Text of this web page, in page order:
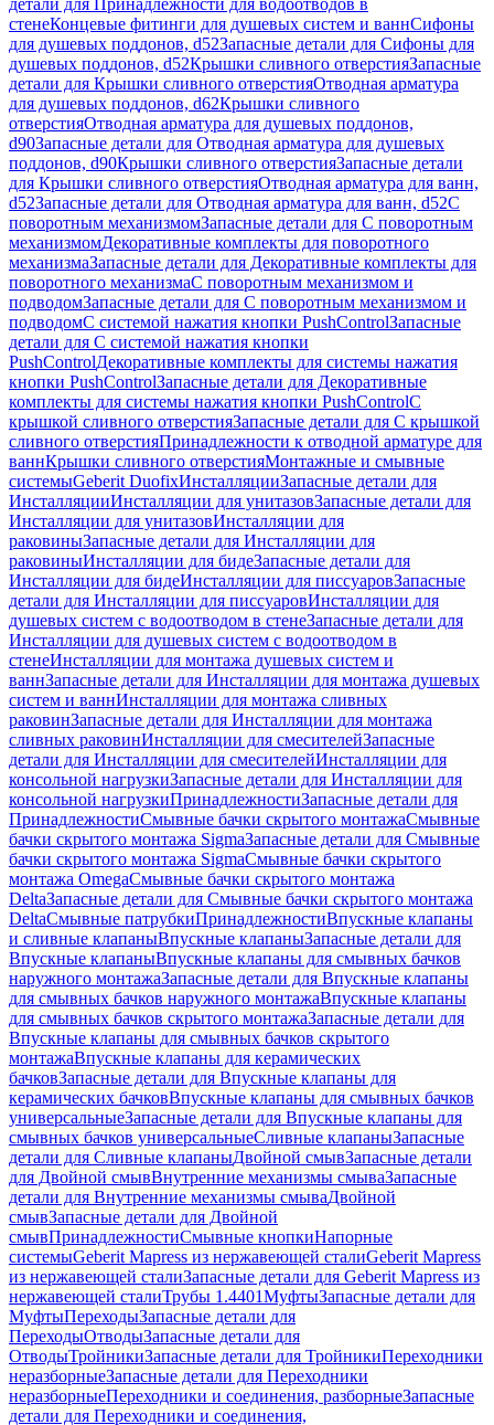
детали для Принадлежности для водоотводов в
стенеКонцевые фитинги для душевых систем и ваннСифоны
для душевых поддонов, d52Запасные детали для Сифоны для
душевых поддонов, d52Крышки сливного отверстияЗапасные
детали для Крышки сливного отверстияОтводная арматура
для душевых поддонов, d62Крышки сливного
отверстияОтводная арматура для душевых поддонов,
d90Запасные детали для Отводная арматура для душевых
поддонов, d90Крышки сливного отверстияЗапасные детали
для Крышки сливного отверстияОтводная арматура для ванн,
d52Запасные детали для Отводная арматура для ванн, d52С
поворотным механизмомЗапасные детали для С поворотным
механизмомДекоративные комплекты для поворотного
механизмаЗапасные детали для Декоративные комплекты для
поворотного механизмаС поворотным механизмом и
подводомЗапасные детали для С поворотным механизмом и
подводомС системой нажатия кнопки PushControlЗапасные
детали для С системой нажатия кнопки
PushControlДекоративные комплекты для системы нажатия
кнопки PushControlЗапасные детали для Декоративные
комплекты для системы нажатия кнопки PushControlС
крышкой сливного отверстияЗапасные детали для С крышкой
сливного отверстияПринадлежности к отводной арматуре для
ваннКрышки сливного отверстияМонтажные и смывные
системыGeberit DuofixИнсталляцииЗапасные детали для
ИнсталляцииИнсталляции для унитазовЗапасные детали для
Инсталляции для унитазовИнсталляции для
раковиныЗапасные детали для Инсталляции для
раковиныИнсталляции для бидеЗапасные детали для
Инсталляции для бидеИнсталляции для писсуаровЗапасные
детали для Инсталляции для писсуаровИнсталляции для
душевых систем с водоотводом в стенеЗапасные детали для
Инсталляции для душевых систем с водоотводом в
стенеИнсталляции для монтажа душевых систем и
ваннЗапасные детали для Инсталляции для монтажа душевых
систем и ваннИнсталляции для монтажа сливных
раковинЗапасные детали для Инсталляции для монтажа
сливных раковинИнсталляции для смесителейЗапасные
детали для Инсталляции для смесителейИнсталляции для
консольной нагрузкиЗапасные детали для Инсталляции для
консольной нагрузкиПринадлежностиЗапасные детали для
ПринадлежностиСмывные бачки скрытого монтажаСмывные
бачки скрытого монтажа SigmaЗапасные детали для Смывные
бачки скрытого монтажа SigmaСмывные бачки скрытого
монтажа OmegaСмывные бачки скрытого монтажа
DeltaЗапасные детали для Смывные бачки скрытого монтажа
DeltaСмывные патрубкиПринадлежностиВпускные клапаны
и сливные клапаныВпускные клапаныЗапасные детали для
Впускные клапаныВпускные клапаны для смывных бачков
наружного монтажаЗапасные детали для Впускные клапаны
для смывных бачков наружного монтажаВпускные клапаны
для смывных бачков скрытого монтажаЗапасные детали для
Впускные клапаны для смывных бачков скрытого
монтажаВпускные клапаны для керамических
бачковЗапасные детали для Впускные клапаны для
керамических бачковВпускные клапаны для смывных бачков
универсальныеЗапасные детали для Впускные клапаны для
смывных бачков универсальныеСливные клапаныЗапасные
детали для Сливные клапаныДвойной смывЗапасные детали
для Двойной смывВнутренние механизмы смываЗапасные
детали для Внутренние механизмы смываДвойной
смывЗапасные детали для Двойной
смывПринадлежностиСмывные кнопкиНапорные
системыGeberit Mapress из нержавеющей сталиGeberit Mapress
из нержавеющей сталиЗапасные детали для Geberit Mapress из
нержавеющей сталиТрубы 1.4401МуфтыЗапасные детали для
МуфтыПереходыЗапасные детали для
ПереходыОтводыЗапасные детали для
ОтводыТройникиЗапасные детали для ТройникиПереходники
неразборныеЗапасные детали для Переходники
неразборныеПереходники и соединения, разборныеЗапасные
детали для Переходники и соединения,